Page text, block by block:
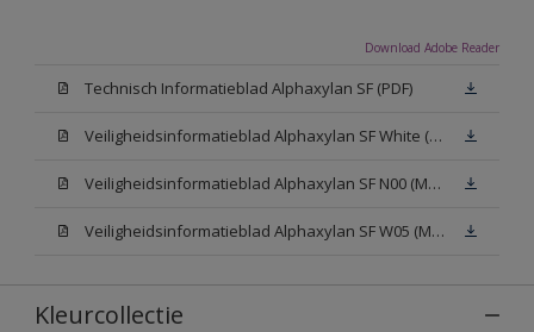
Download Adobe Reader
Technisch Informatieblad Alphaxylan SF (PDF)
Veiligheidsinformatieblad Alphaxylan SF White (MSDS)
Veiligheidsinformatieblad Alphaxylan SF N00 (MSDS)
Veiligheidsinformatieblad Alphaxylan SF W05 (MSDS)
Kleurcollectie